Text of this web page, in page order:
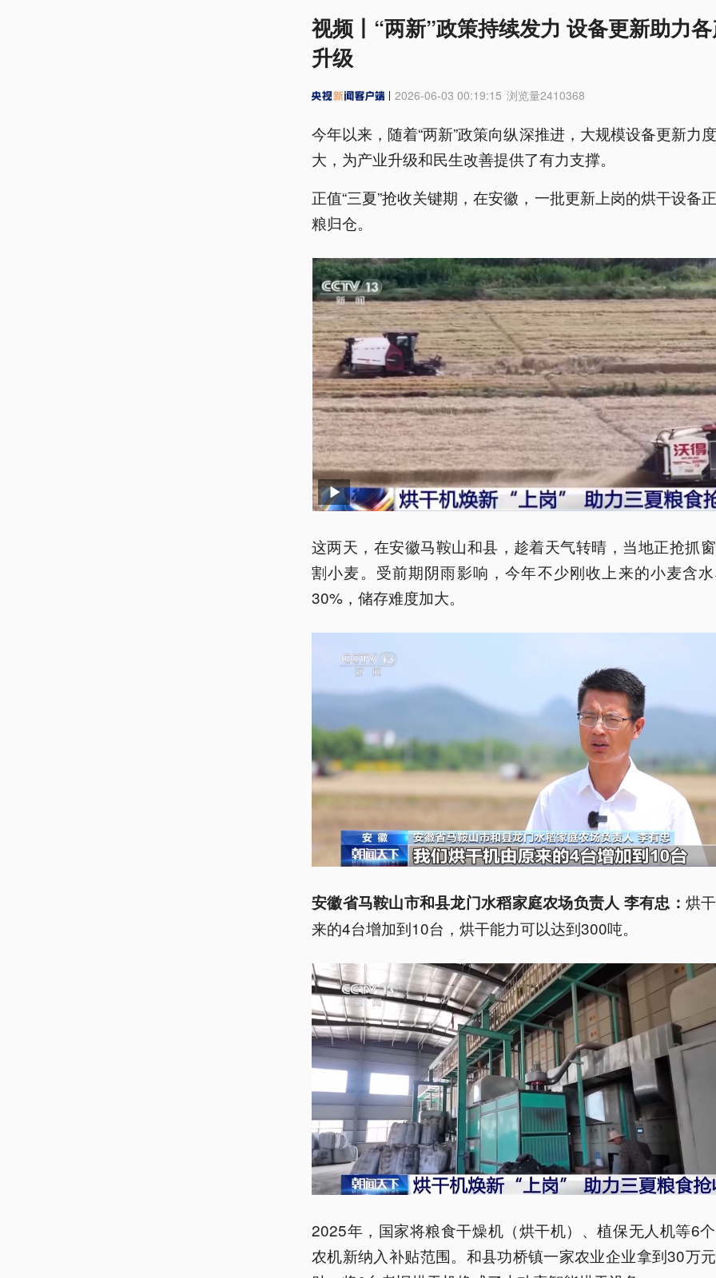
视频丨“两新”政策持续发力 设备更新助力
升级
2026-06-03 00:19:15 浏览量2410368
今年以来，随着“两新”政策向纵深推进，大规模设备更新力
大，为产业升级和民生改善提供了有力支撑。
正值“三夏”抢收关键期，在安徽，一批更新上岗的烘干设备
粮归仓。
这两天，在安徽马鞍山和县，趁着天气转晴，当地正抢抓
割小麦。受前期阴雨影响，今年不少刚收上来的小麦含
30%，储存难度加大。
安徽省马鞍山市和县龙门水稻家庭农场负责人 李有忠： 烘
来的4台增加到10台，烘干能力可以达到300吨。
2025年，国家将粮食干燥机（烘干机）、植保无人机等6
农机新纳入补贴范围。和县功桥镇一家农业企业拿到30万